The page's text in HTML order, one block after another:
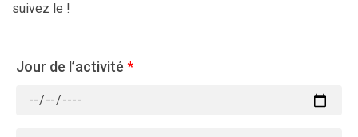
suivez le !
Jour de l’activité *